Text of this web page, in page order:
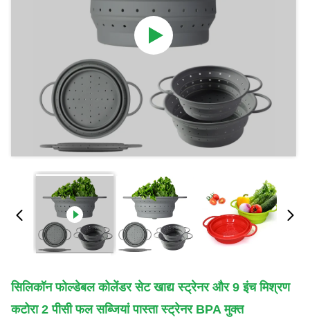
सिलिकॉन फोल्डेबल कोलेंडर सेट खाद्य स्ट्रेनर और 9 इंच मिश्रण
कटोरा 2 पीसी फल सब्जियां पास्ता स्ट्रेनर BPA मुक्त